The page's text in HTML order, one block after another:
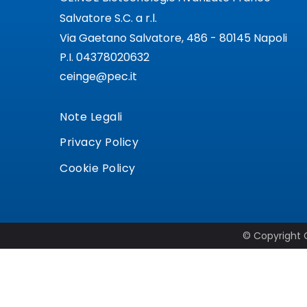
Salvatore S.C. a r.l.
Via Gaetano Salvatore, 486 - 80145 Napoli
P.I. 04378020632
ceinge@pec.it
Note Legali
Privacy Policy
Cookie Policy
© Copyright